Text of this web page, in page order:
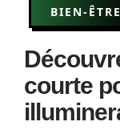
BIEN-ÊTRE
courte